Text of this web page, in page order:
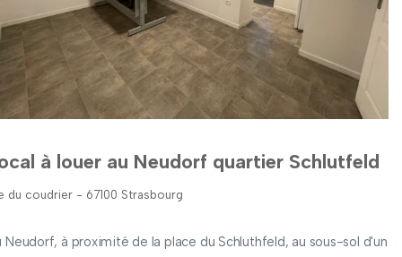
à louer au Neudorf quartier Schlutfeld
du coudrier - 67100 Strasbourg
Neudorf, à proximité de la place du Schluthfeld, au sous-sol d'un